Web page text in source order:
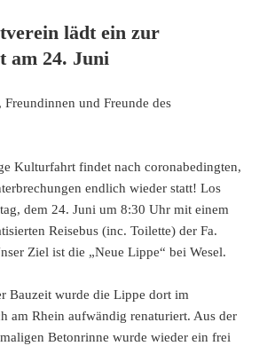
lädt ein zur
24. Juni
und Freunde des
Kulturfahrt findet nach coronabedingten,
endlich wieder statt! Los
dem 24. Juni um 8:30 Uhr mit einem
Reisebus (inc. Toilette) der Fa.
Ziel ist die „Neue Lippe“ bei Wesel.
Bauzeit wurde die Lippe dort im
am Rhein aufwändig renaturiert. Aus der
Betonrinne wurde wieder ein frei